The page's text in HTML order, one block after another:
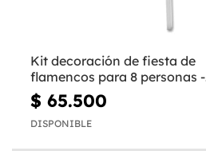
Kit decoración de fiesta de
flamencos para 8 personas -
Tropical flamingos
$ 65.500
DISPONIBLE